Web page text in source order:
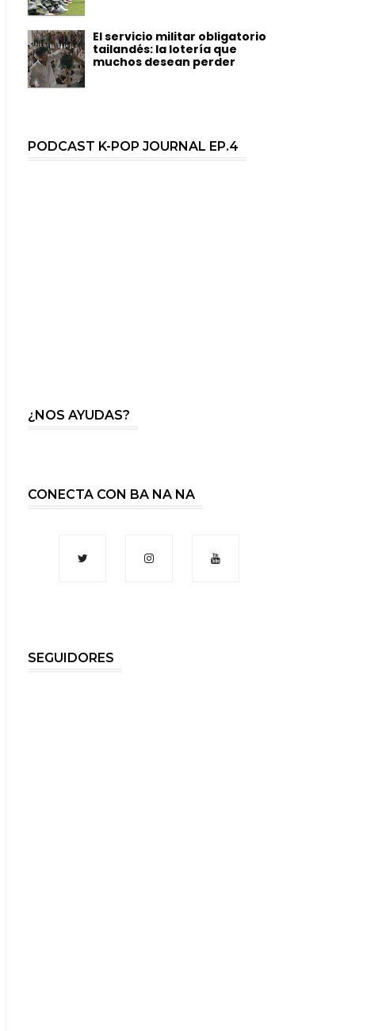
El servicio militar obligatorio
tailandés: la lotería que
muchos desean perder
PODCAST K-POP JOURNAL EP.4
¿NOS AYUDAS?
CONECTA CON BA NA NA
SEGUIDORES